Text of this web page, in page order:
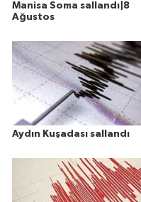
Manisa Soma sallandı|8
Ağustos
Aydın Kuşadası sallandı